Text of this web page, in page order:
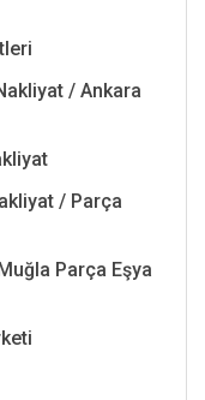
/ Ankara
/ Parça
Parça Eşya